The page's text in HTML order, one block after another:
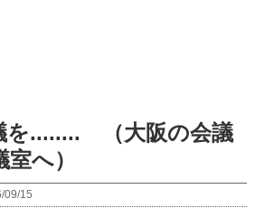
を........ （大阪の会議
へ）
15